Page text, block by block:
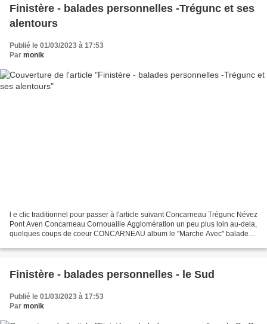
Finistère - balades personnelles -Trégunc et ses
alentours
Publié le 01/03/2023 à 17:53
Par monik
l e clic traditionnel pour passer à l'article suivant Concarneau Trégunc Névez
Pont Aven Concarneau Cornouaille Agglomération un peu plus loin au-dela,
quelques coups de coeur CONCARNEAU album le "Marche Avec" balade
Finistère - balades personnelles - le Sud
Publié le 01/03/2023 à 17:53
Par monik